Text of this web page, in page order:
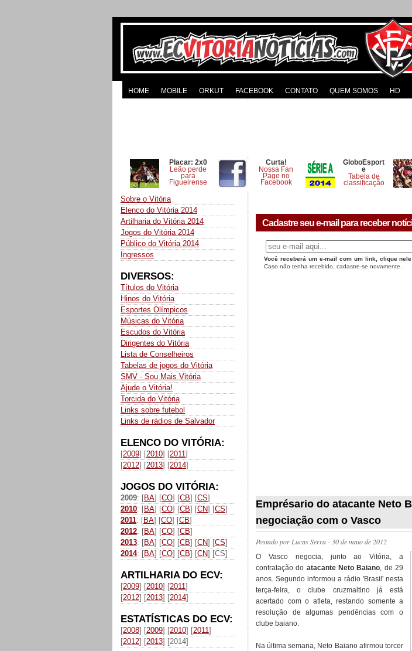
HOME MOBILE ORKUT FACEBOOK CONTATO QUEM SOMOS HD
Placar: 2x0
Leão perde
para
Figueirense
Curta!
Nossa Fan
Page no
Facebook
GloboEsport
e
Tabela de
classificação
Sobre o Vitória
Elenco do Vitória 2014
Artilharia do Vitória 2014
Jogos do Vitória 2014
Público do Vitória 2014
Ingressos
DIVERSOS:
Títulos do Vitória
Hinos do Vitória
Esportes Olímpicos
Músicas do Vitória
Escudos do Vitória
Dirigentes do Vitória
Lista de Conselheiros
Tabelas de jogos do Vitória
SMV - Sou Mais Vitória
Ajude o Vitória!
Torcida do Vitória
Links sobre futebol
Links de rádios de Salvador
ELENCO DO VITÓRIA:
[2009] [2010] [2011]
[2012] [2013] [2014]
JOGOS DO VITÓRIA:
2009: [BA] [CO] [CB] [CS]
2010: [BA] [CO] [CB] [CN] [CS]
2011: [BA] [CO] [CB]
2012: [BA] [CO] [CB]
2013: [BA] [CO] [CB] [CN] [CS]
2014: [BA] [CO] [CB] [CN] [CS]
ARTILHARIA DO ECV:
[2009] [2010] [2011]
[2012] [2013] [2014]
ESTATÍSTICAS DO ECV:
[2008] [2009] [2010] [2011]
[2012] [2013] [2014]
Cadastre seu e-mail para receber
Você receberá um e-mail com um link, clique
Caso não tenha recebido, cadastre-se novamente.
Emprésario do atacante Neto
negociação com o Vasco
Postado porLucas Serra- 30 de maio de 2012
O Vasco negocia, junto ao Vitória, a
contratação do atacante Neto Baiano, de 29
anos. Segundo informou a rádio 'Brasil' nesta
terça-feira, o clube cruzmaltino já está
acertado com o atleta, restando somente a
resolução de algumas pendências com o
clube baiano.
Na última semana, Neto Baiano afirmou torcer